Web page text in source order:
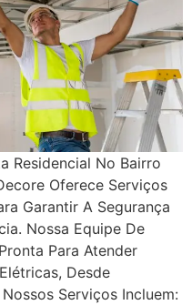
Residencial No Bairro
Oferece Serviços
Garantir A Segurança
Nossa Equipe De
Para Atender
Desde
Serviços Incluem: